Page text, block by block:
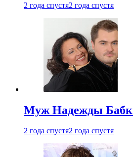
2 года спустя2 года спустя
Муж Надежды
2 года спустя2 года спустя